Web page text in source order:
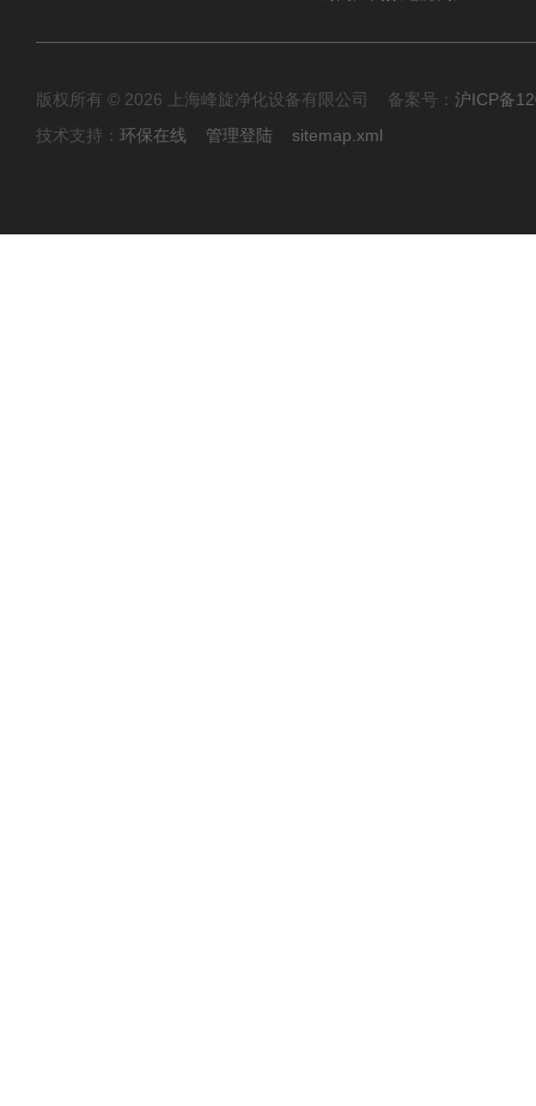
版权所有 © 2026 上海峰旋净化设备有限公司 备案号： 沪ICP备
技术支持： 环保在线 管理登陆 sitemap.xml